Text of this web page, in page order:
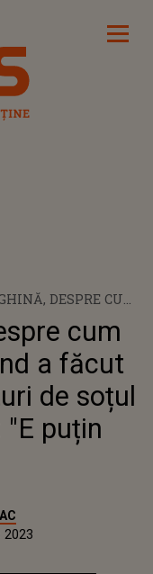
DESPRE CUM
EI DE CÂND A
CEL MARE
SOȚUL EI, CRISTI
PUȚIN DIFERIT"
cum
a făcut
de soțul
puțin
2023